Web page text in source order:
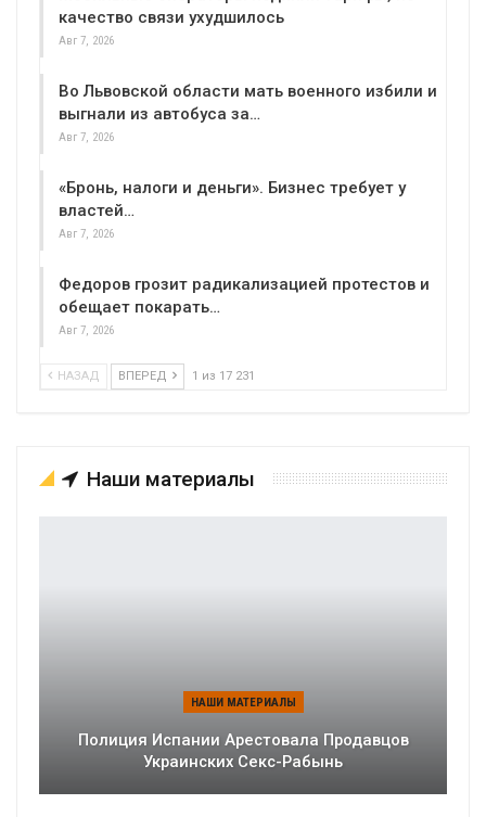
качество связи ухудшилось
Авг 7, 2026
Во Львовской области мать военного избили и
выгнали из автобуса за…
Авг 7, 2026
«Бронь, налоги и деньги». Бизнес требует у
властей…
Авг 7, 2026
Федоров грозит радикализацией протестов и
обещает покарать…
Авг 7, 2026
НАЗАД ВПЕРЕД 1 из 17 231
Наши материалы
НАШИ МАТЕРИАЛЫ
Полиция Испании Арестовала Продавцов
Украинских Секс-Рабынь